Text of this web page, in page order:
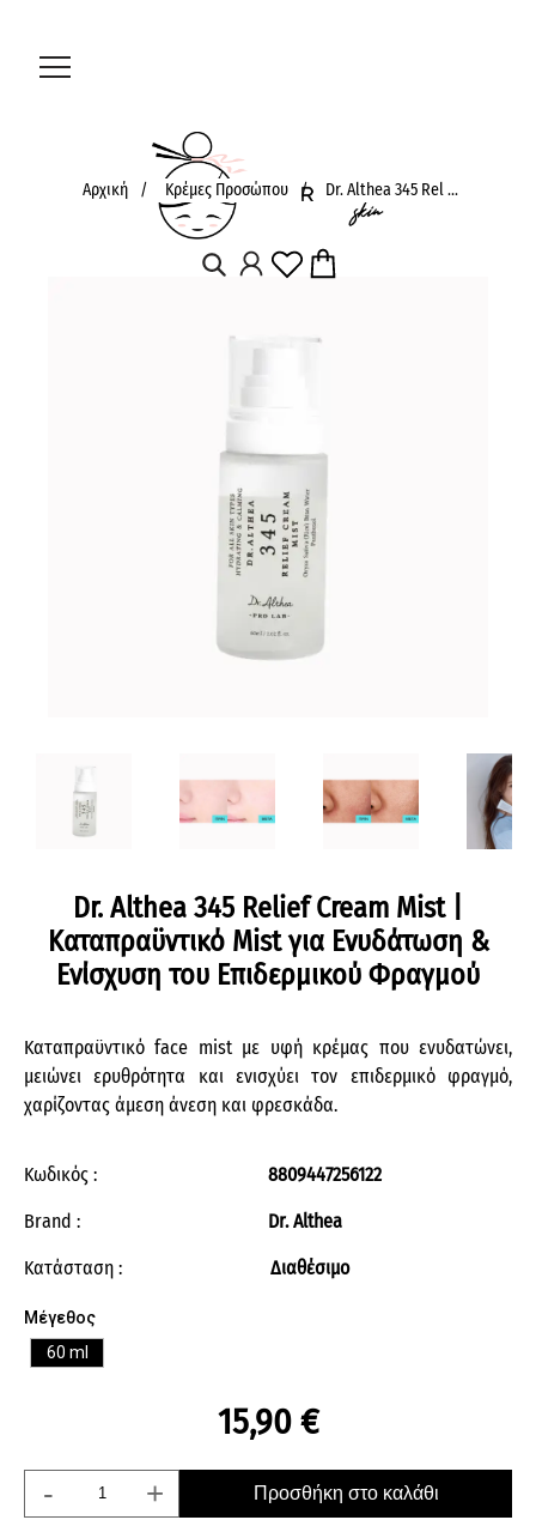
Αρχική / Κρέμες Προσώπου / Dr. Althea 345 Rel ...
Dr. Althea 345 Relief Cream Mist |
Καταπραϋντικό Mist για Ενυδάτωση &
Ενίσχυση του Επιδερμικού Φραγμού
Καταπραϋντικό face mist με υφή κρέμας που ενυδατώνει,
μειώνει ερυθρότητα και ενισχύει τον επιδερμικό φραγμό,
χαρίζοντας άμεση άνεση και φρεσκάδα.
Κωδικός : 8809447256122
Brand : Dr. Althea
Κατάσταση : Διαθέσιμο
Μέγεθος
60 ml
15,90 €
- + Προσθήκη στο καλάθι